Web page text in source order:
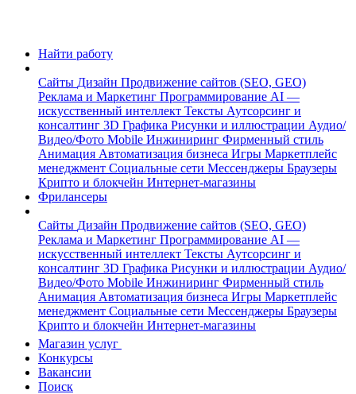
Найти работу
Сайты Дизайн Продвижение сайтов (SEO, GEO)
Реклама и Маркетинг Программирование AI —
искусственный интеллект Тексты Аутсорсинг и
консалтинг 3D Графика Рисунки и иллюстрации Аудио/
Видео/Фото Mobile Инжиниринг Фирменный стиль
Анимация Автоматизация бизнеса Игры Маркетплейс
менеджмент Социальные сети Мессенджеры Браузеры
Крипто и блокчейн Интернет-магазины
Фрилансеры
Сайты Дизайн Продвижение сайтов (SEO, GEO)
Реклама и Маркетинг Программирование AI —
искусственный интеллект Тексты Аутсорсинг и
консалтинг 3D Графика Рисунки и иллюстрации Аудио/
Видео/Фото Mobile Инжиниринг Фирменный стиль
Анимация Автоматизация бизнеса Игры Маркетплейс
менеджмент Социальные сети Мессенджеры Браузеры
Крипто и блокчейн Интернет-магазины
Магазин услуг
Конкурсы
Вакансии
Поиск